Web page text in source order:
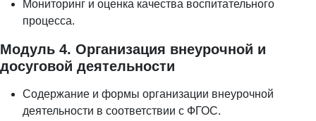
Мониторинг и оценка качества воспитательного
процесса.
Модуль 4. Организация внеурочной и
досуговой деятельности
Содержание и формы организации внеурочной
деятельности в соответствии с ФГОС.